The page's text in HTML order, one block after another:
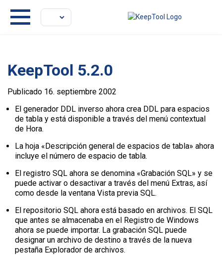
KeepTool 5.2.0
Publicado 16. septiembre 2002
El generador DDL inverso ahora crea DDL para espacios
de tabla y está disponible a través del menú contextual
de Hora.
La hoja «Descripción general de espacios de tabla» ahora
incluye el número de espacio de tabla.
El registro SQL ahora se denomina «Grabación SQL» y se
puede activar o desactivar a través del menú Extras, así
como desde la ventana Vista previa SQL.
El repositorio SQL ahora está basado en archivos. El SQL
que antes se almacenaba en el Registro de Windows
ahora se puede importar. La grabación SQL puede
designar un archivo de destino a través de la nueva
pestaña Explorador de archivos.